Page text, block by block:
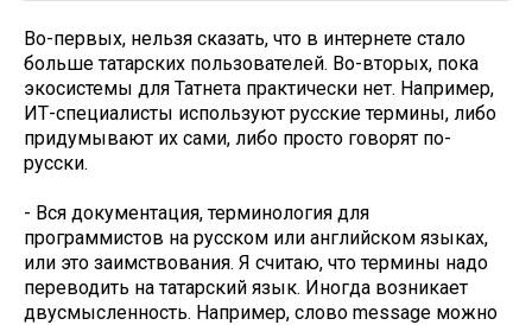
Во-первых, нельзя сказать, что в интернете стало
больше татарских пользователей. Во-вторых, пока
экосистемы для Татнета практически нет. Например,
ИТ-специалисты используют русские термины, либо
придумывают их сами, либо просто говорят по-
русски.
- Вся документация, терминология для
программистов на русском или английском языках,
или это заимствования. Я считаю, что термины надо
переводить на татарский язык. Иногда возникает
двусмысленность. Например, слово message можно